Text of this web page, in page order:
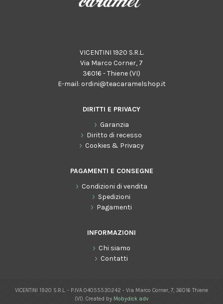
VICENTINI 1920 S.R.L.
Via Marco Corner, 7
36016 - Thiene (VI)
E-mail: ordini@teacaramelshop.it
DIRITTI E PRIVACY
Garanzia
Diritto di recesso
Cookies & Privacy
PAGAMENTI E CONSEGNE
Condizioni di vendita
Spedizioni
Pagamenti
INFORMAZIONI
Chi siamo
Contatti
VICENTINI 1920 S.R.L. - P.IVA 04055530242 - Via Marco Corner, 7, 36016 Thiene
(VI). Created by Mobydick adv